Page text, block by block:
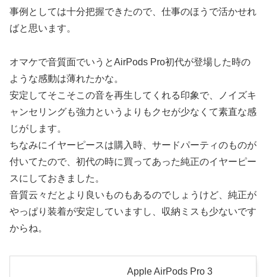
事例としては十分把握できたので、仕事のほうで活かせれ
ばと思います。
オマケで音質面でいうとAirPods Pro初代が登場した時の
ような感動は薄れたかな。
安定してそこそこの音を再生してくれる印象で、ノイズキ
ャンセリングも強力というよりもクセが少なくて素直な感
じがします。
ちなみにイヤーピースは購入時、サードパーティのものが
付いてたので、初代の時に買ってあった純正のイヤーピー
スにしておきました。
音質云々だとより良いものもあるのでしょうけど、純正が
やっぱり装着が安定していますし、収納ミスも少ないです
からね。
Apple AirPods Pro 3